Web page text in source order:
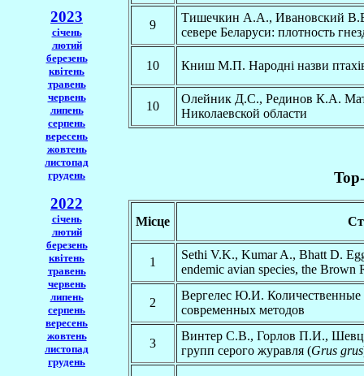
2023
січень
лютий
березень
квітень
травень
червень
липень
серпень
вересень
жовтень
листопад
грудень
2022
січень
лютий
березень
квітень
травень
червень
липень
серпень
вересень
жовтень
листопад
грудень
9
Тишечкин А.А., Ивановский
севере Беларуси: плотность
10 Книш М.П. Народні назви
10
Олейник Д.С., Рединов К.А.
Николаевской области
Місце
1
Sethi V.K., Kumar A., Bhatt D.
endemic avian species, the
2
Вергелес Ю.И. Количественные
современных методов
3
Винтер С.В., Горлов П.И.,
групп серого журавля (Grus grus